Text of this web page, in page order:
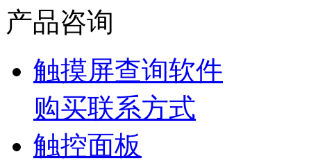
产品咨询
触摸屏查询软件
购买联系方式
触控面板